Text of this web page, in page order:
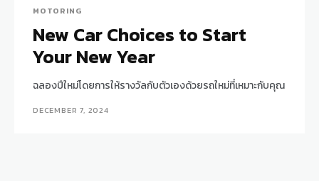
MOTORING
New Car Choices to Start
Your New Year
ฉลองปีใหม่โดยการให้รางวัลกับตัวเองด้วยรถใหม่ที่เหมาะกับคุณ
DECEMBER 7, 2024